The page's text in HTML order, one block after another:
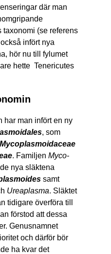
där man
taxonomi (se referens
infört nya
hör nu till fylumet
hette Tenericutes
har man infört en ny
, som
Myco­plasmoi­daceae
. Familjen Myco­
nya släktena
samt
Ureaplasma. Släktet
tidigare överföra till
förstod att dessa
Genusnamnet
och därför bör
ha kvar det